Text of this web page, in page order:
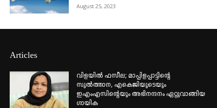
August 25, 2023
Articles
വിളയിൽ ഫസീല; മാപ്പിളപ്പാട്ടിന്റെ
സുൽത്താന, എകെജിയുടെയും
ഇഎംഎസിന്റെയും അഭിനന്ദനം ഏറ്റുവാങ്ങിയ
ഗായിക